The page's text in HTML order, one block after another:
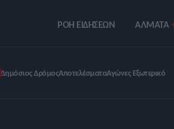
ΡΟΗ ΕΙΔΗΣΕΩΝ ΑΛΜΑΤΑ
Δημόσιος ΔρόμοςΑποτελέσματαΑγώνες Εξωτερικό